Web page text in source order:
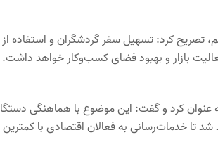
تصریح کرد: تسهیل سفر گردشگران و استفاده
بازار و بهبود فضای کسب‌وکار خواهد داشت.
کرد و گفت: این موضوع با هماهنگی
خدمات‌رسانی به فعالان اقتصادی با کمترین